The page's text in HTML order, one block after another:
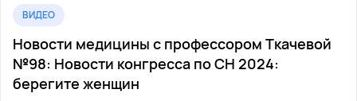
ВИДЕО
Новости медицины с профессором Ткачевой
№98: Новости конгресса по СН 2024:
берегите женщин